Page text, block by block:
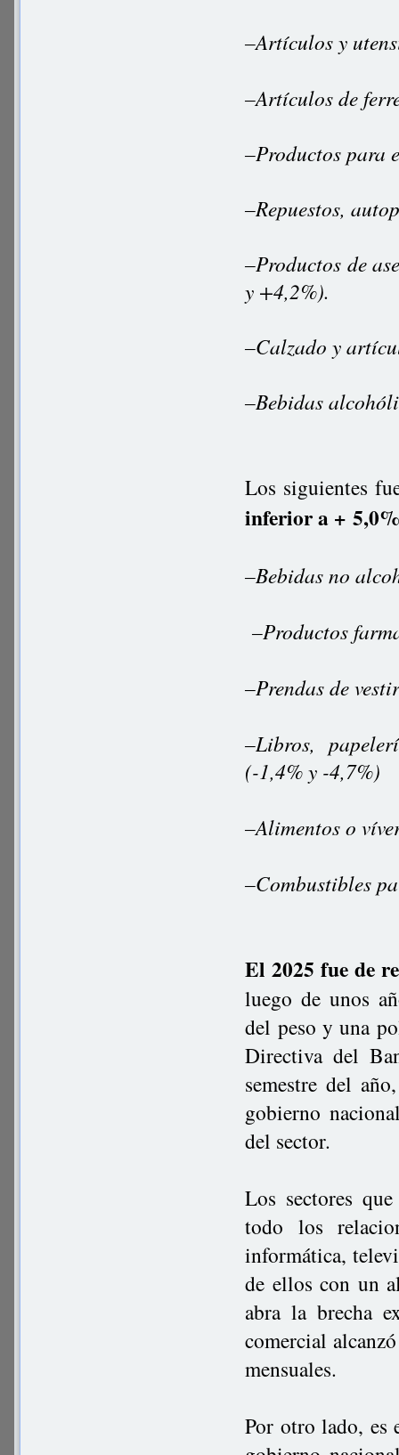
–Artículos y
–Artículos de
–Productos para
–Repuestos,
–Productos de
y +4,2%).
–Calzado y
–Bebidas
Los siguientes
inferior a +
–Bebidas no
–Productos
–Prendas de
–Libros,
(-1,4% y -4,7%)
–Alimentos o
–Combustibles
El 2025 fue de
luego de unos
del peso y una
Directiva del
semestre del
gobierno
del sector.
Los sectores
todo los
informática,
de ellos con un
abra la brecha
comercial
mensuales.
Por otro lado, es